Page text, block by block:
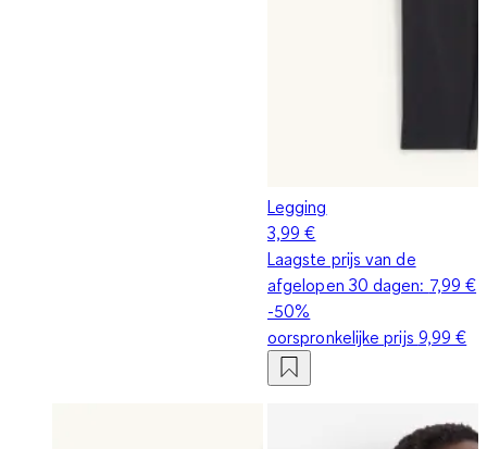
Legging
3,99 €
Laagste prijs van de
afgelopen 30 dagen: 7,99 €
-50%
oorspronkelijke prijs 9,99 €